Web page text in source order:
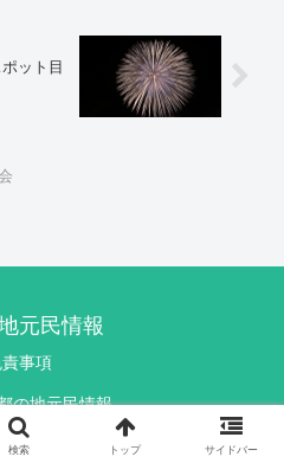
ット目
元民情報
事項
の地元民情報.
検索 トップ サイドバー